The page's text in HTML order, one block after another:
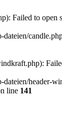
Failed to
header-
line 141